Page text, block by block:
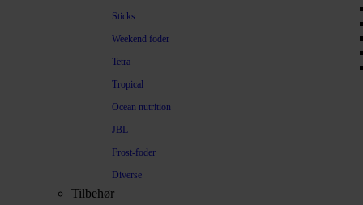
Sticks
Weekend foder
Tetra
Tropical
Ocean nutrition
JBL
Frost-foder
Diverse
Tilbehør